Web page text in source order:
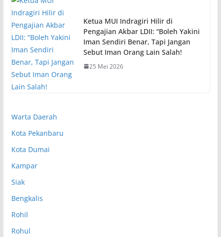
Ketua MUI Indragiri Hilir di
Pengajian Akbar LDII: “Boleh Yakini
Iman Sendiri Benar, Tapi Jangan
Sebut Iman Orang Lain Salah!
25 Mei 2026
Warta Daerah
Kota Pekanbaru
Kota Dumai
Kampar
Siak
Bengkalis
Rohil
Rohul